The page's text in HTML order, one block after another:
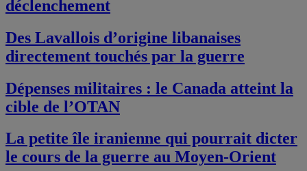
déclenchement
Des Lavallois d’origine libanaises
directement touchés par la guerre
Dépenses militaires : le Canada atteint la
cible de l’OTAN
La petite île iranienne qui pourrait dicter
le cours de la guerre au Moyen-Orient